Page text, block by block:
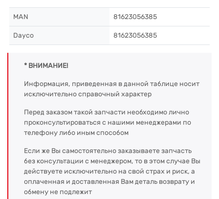
MAN 81623056385
Dayco 81623056385
* ВНИМАНИЕ!
Информация, приведенная в данной таблице носит
исключительно справочный характер
Перед заказом такой запчасти необходимо лично
проконсультироваться с нашими менеджерами по
телефону либо иным способом
Если же Вы самостоятельно заказываете запчасть
без консультации с менеджером, то в этом случае Вы
действуете исключительно на свой страх и риск, а
оплаченная и доставленная Вам деталь возврату и
обмену не подлежит